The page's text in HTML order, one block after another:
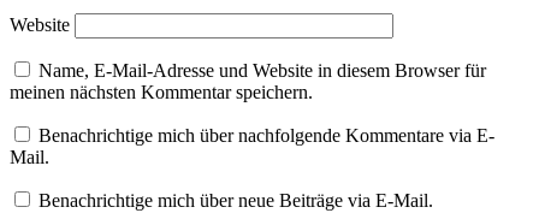
Website
Name, E-Mail-Adresse und Website in diesem Browser für
meinen nächsten Kommentar speichern.
Benachrichtige mich über nachfolgende Kommentare via E-
Mail.
Benachrichtige mich über neue Beiträge via E-Mail.